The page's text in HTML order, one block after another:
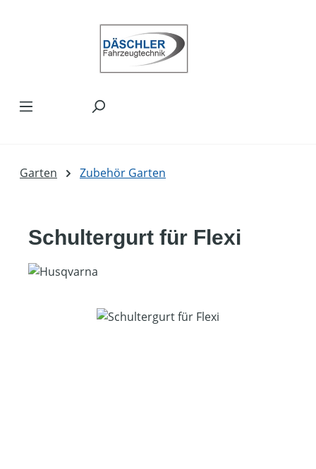
Garten Zubehör Garten
Schultergurt für Flexi
Bildergalerie überspringen